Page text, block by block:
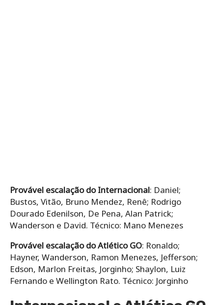
Provável escalação do Internacional: Daniel;
Bustos, Vitão, Bruno Mendez, Renê; Rodrigo
Dourado Edenilson, De Pena, Alan Patrick;
Wanderson e David. Técnico: Mano Menezes
Provável escalação do Atlético GO: Ronaldo;
Hayner, Wanderson, Ramon Menezes, Jefferson;
Edson, Marlon Freitas, Jorginho; Shaylon, Luiz
Fernando e Wellington Rato. Técnico: Jorginho